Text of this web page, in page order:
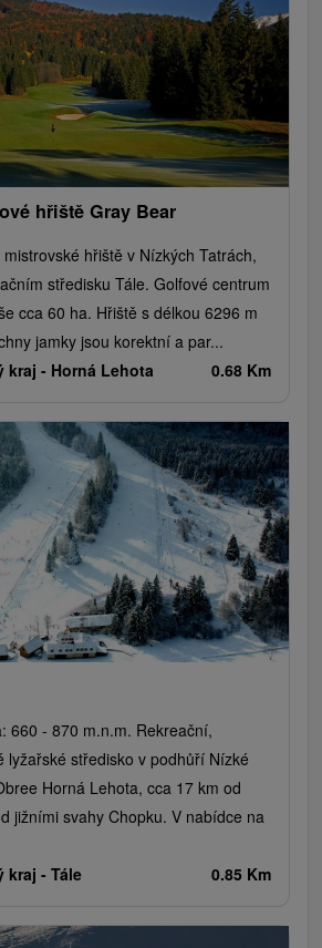
Pramene Divadlá
Jazda na koni
Kaštiele Horské chaty
Sakrálne miesta
stavby
Lyžiarske strediská
dráhy
Amfiteátre a kiná v prírode
hřiště Gray Bear
hřiště v Nízkých Tatrách,
středisku Tále. Golfové centrum
cca 60 ha. Hřiště s délkou 6296 m
jamky jsou korektní a par...
kraj - Horná Lehota 0.68 Km
660 - 870 m.n.m. Rekreační,
lyžařské středisko v podhůří Nízké
Horná Lehota, cca 17 km od
jižními svahy Chopku. V nabídce na
kraj - Tále 0.85 Km